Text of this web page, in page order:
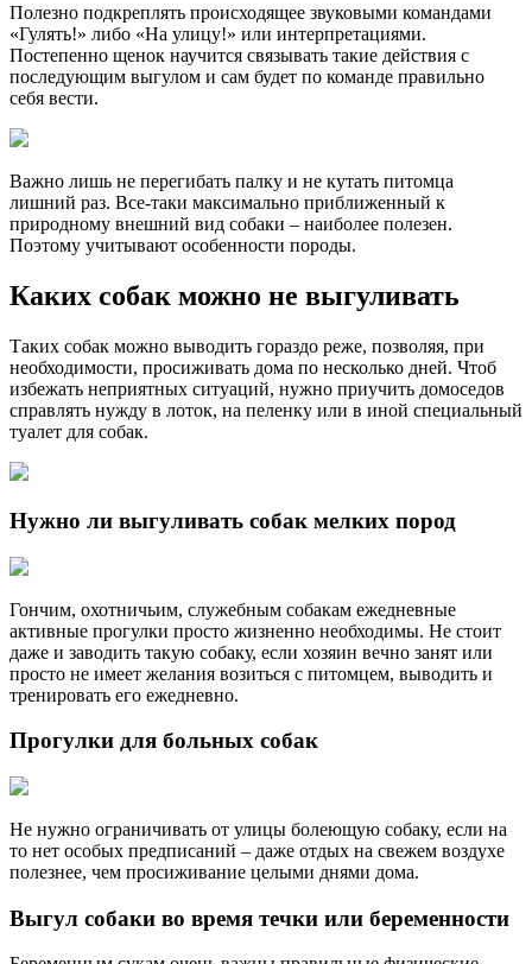
Полезно подкреплять происходящее звуковыми командами
«Гулять!» либо «На улицу!» или интерпретациями.
Постепенно щенок научится связывать такие действия с
последующим выгулом и сам будет по команде правильно
себя вести.
Важно лишь не перегибать палку и не кутать питомца
лишний раз. Все-таки максимально приближенный к
природному внешний вид собаки – наиболее полезен.
Поэтому учитывают особенности породы.
Каких собак можно не выгуливать
Таких собак можно выводить гораздо реже, позволяя, при
необходимости, просиживать дома по несколько дней. Чтоб
избежать неприятных ситуаций, нужно приучить домоседов
справлять нужду в лоток, на пеленку или в иной специальный
туалет для собак.
Нужно ли выгуливать собак мелких пород
Гончим, охотничьим, служебным собакам ежедневные
активные прогулки просто жизненно необходимы. Не стоит
даже и заводить такую собаку, если хозяин вечно занят или
просто не имеет желания возиться с питомцем, выводить и
тренировать его ежедневно.
Прогулки для больных собак
Не нужно ограничивать от улицы болеющую собаку, если на
то нет особых предписаний – даже отдых на свежем воздухе
полезнее, чем просиживание целыми днями дома.
Выгул собаки во время течки или беременности